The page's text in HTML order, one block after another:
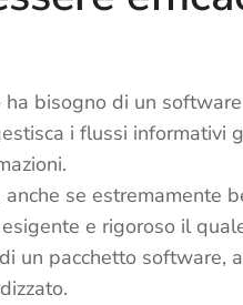
bisogno di un
i flussi informativi
se estremamente
e rigoroso il
un pacchetto software,